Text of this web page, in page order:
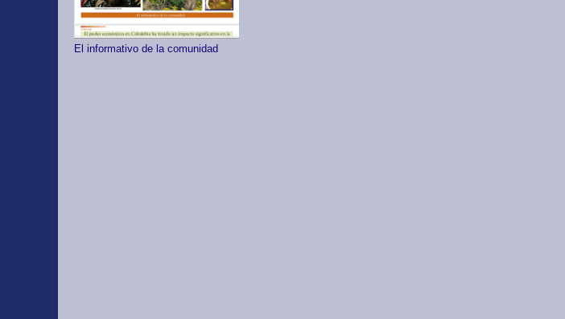
El informativo de la comunidad